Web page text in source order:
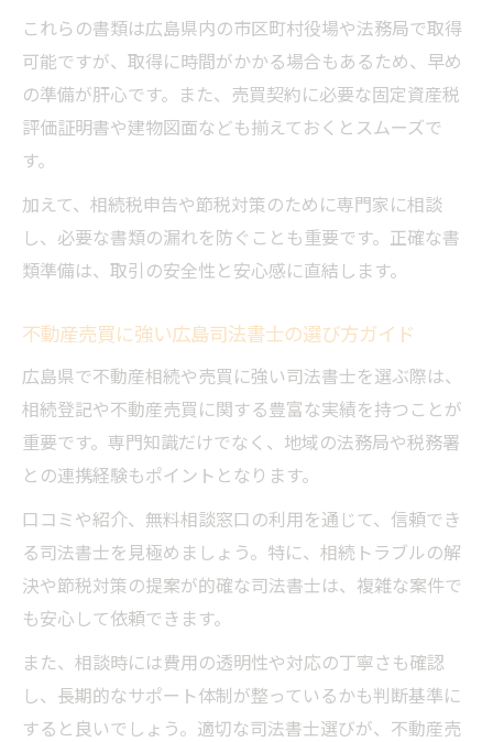
相続した不動産売買の登記手続きで注意す
不動産売買後の相続登記で起こりやすいト
これらの書類は広島県内の市区町村役場や法務局で取得
可能ですが、取得に時間がかかる場合もあるため、早め
の準備が肝心です。また、売買契約に必要な固定資産税
評価証明書や建物図面なども揃えておくとスムーズで
す。
加えて、相続税申告や節税対策のために専門家に相談
し、必要な書類の漏れを防ぐことも重要です。正確な書
類準備は、取引の安全性と安心感に直結します。
不動産売買に強い広島司法書士の選び方ガイド
広島県で不動産相続や売買に強い司法書士を選ぶ際は、
相続登記や不動産売買に関する豊富な実績を持つことが
重要です。専門知識だけでなく、地域の法務局や税務署
との連携経験もポイントとなります。
口コミや紹介、無料相談窓口の利用を通じて、信頼でき
る司法書士を見極めましょう。特に、相続トラブルの解
決や節税対策の提案が的確な司法書士は、複雑な案件で
も安心して依頼できます。
また、相談時には費用の透明性や対応の丁寧さも確認
し、長期的なサポート体制が整っているかも判断基準に
すると良いでしょう。適切な司法書士選びが、不動産売